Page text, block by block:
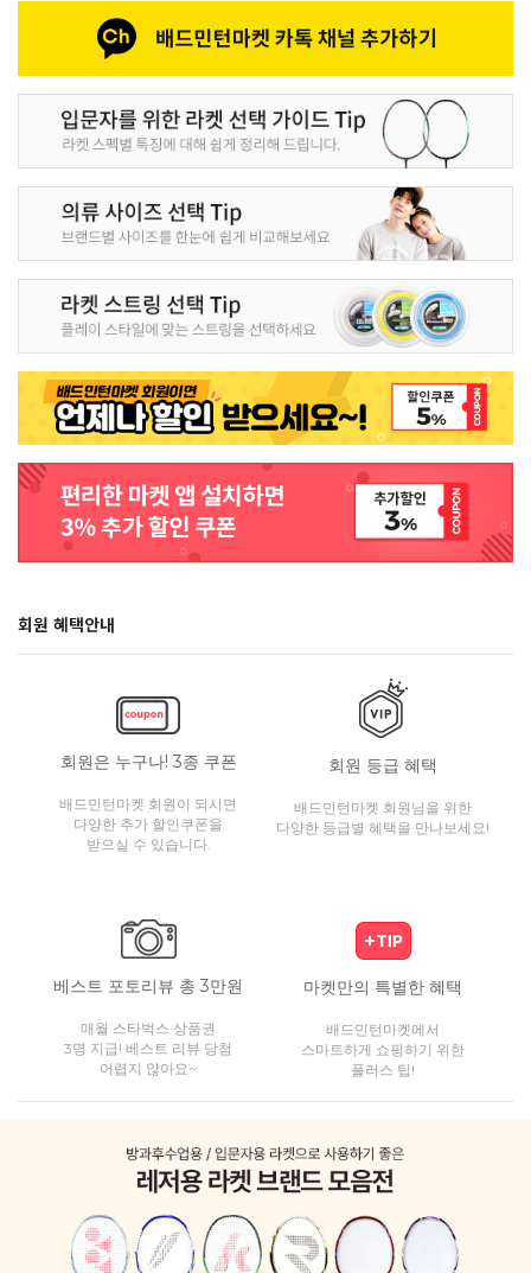
회원 혜택안내
회원은 누구나! 3종 쿠폰
배드민턴마켓 회원이 되시면
다양한 추가 할인쿠폰을
받으실 수 있습니다.
회원 등급 혜택
배드민턴마켓 회원님을 위한
다양한 등급별 혜택을 만나보세요!
베스트 포토리뷰 총 3만원
매월 스타벅스 상품권
3명 지급! 베스트 리뷰 당첨
어렵지 않아요~
마켓만의 특별한 혜택
배드민턴마켓에서
스마트하게 쇼핑하기 위한
플러스 팁!